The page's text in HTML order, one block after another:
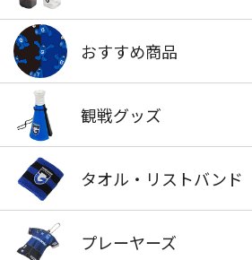
おすすめ商品
観戦グッズ
タオル・リストバンド
プレーヤーズ